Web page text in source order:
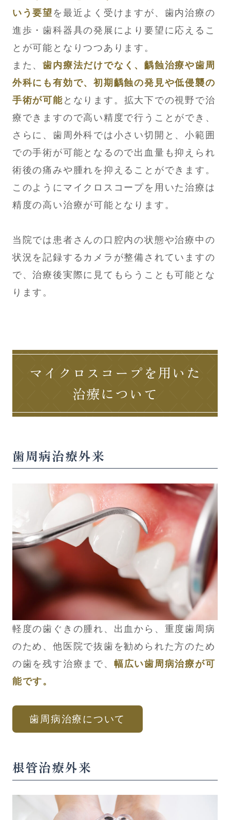
いう要望 を最近よく受けますが、歯内治療の
進歩・歯科器具の発展により要望に応えるこ
とが可能となりつつあります。
また、歯内療法だけでなく、齲蝕治療や歯周
外科にも有効で、初期齲蝕の発見や低侵襲の
手術が可能 となります。拡大下での視野で治
療できますので高い精度で行うことができ、
さらに、歯周外科では小さい切開と、小範囲
での手術が可能となるので出血量も抑えられ
術後の痛みや腫れを抑えることができます。
このようにマイクロスコープを用いた治療は
精度の高い治療が可能となります。
当院では患者さんの口腔内の状態や治療中の
状況を記録するカメラが整備されていますの
で、治療後実際に見てもらうことも可能とな
ります。
マイクロスコープを用いた
治療について
歯周病治療外来
軽度の歯ぐきの腫れ、出血から、重度歯周病
のため、他医院で抜歯を勧められた方のため
の歯を残す治療まで、 幅広い歯周病治療が可
能です。
歯周病治療について
根管治療外来